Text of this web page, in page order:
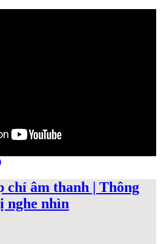
chí âm thanh | Thông
nghe nhìn